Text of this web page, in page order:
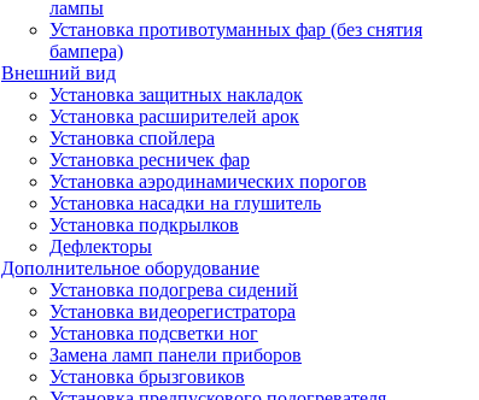
лампы
Установка противотуманных фар (без снятия
бампера)
Внешний вид
Установка защитных накладок
Установка расширителей арок
Установка спойлера
Установка ресничек фар
Установка аэродинамических порогов
Установка насадки на глушитель
Установка подкрылков
Дефлекторы
Дополнительное оборудование
Установка подогрева сидений
Установка видеорегистратора
Установка подсветки ног
Замена ламп панели приборов
Установка брызговиков